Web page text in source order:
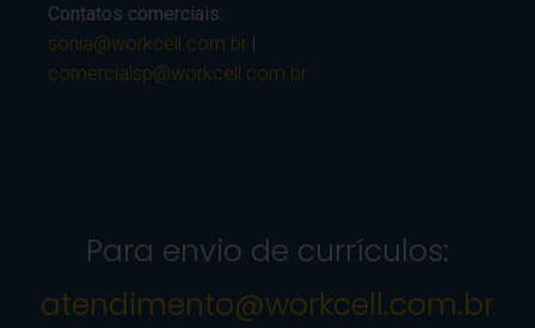
Contatos comerciais:
sonia@workcell.com.br |
comercialsp@workcell.com.br
Para envio de currículos:
atendimento@workcell.com.br